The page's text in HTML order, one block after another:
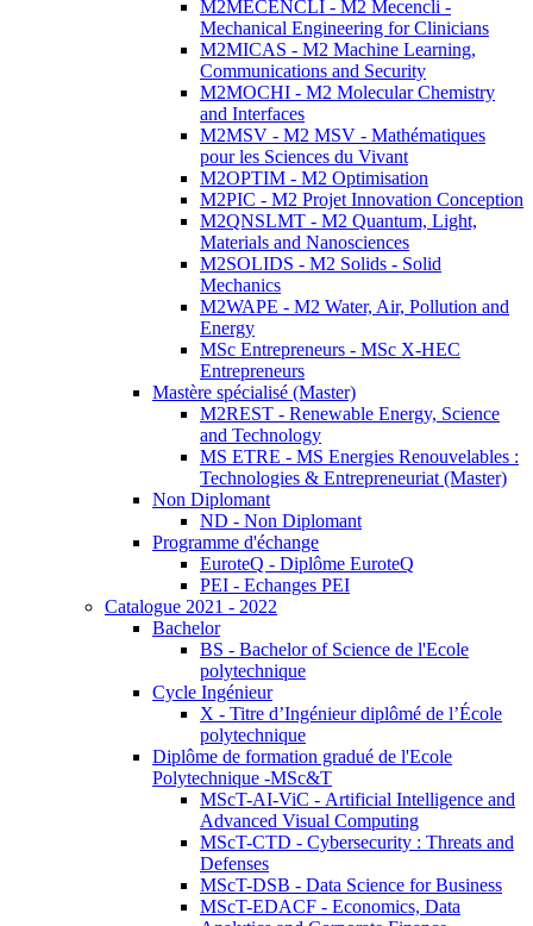
M2MECENCLI - M2 Mecencli -
Mechanical Engineering for Clinicians
M2MICAS - M2 Machine Learning,
Communications and Security
M2MOCHI - M2 Molecular Chemistry
and Interfaces
M2MSV - M2 MSV - Mathématiques
pour les Sciences du Vivant
M2OPTIM - M2 Optimisation
M2PIC - M2 Projet Innovation Conception
M2QNSLMT - M2 Quantum, Light,
Materials and Nanosciences
M2SOLIDS - M2 Solids - Solid
Mechanics
M2WAPE - M2 Water, Air, Pollution and
Energy
MSc Entrepreneurs - MSc X-HEC
Entrepreneurs
Mastère spécialisé (Master)
M2REST - Renewable Energy, Science
and Technology
MS ETRE - MS Energies Renouvelables :
Technologies & Entrepreneuriat (Master)
Non Diplomant
ND - Non Diplomant
Programme d'échange
EuroteQ - Diplôme EuroteQ
PEI - Echanges PEI
Catalogue 2021 - 2022
Bachelor
BS - Bachelor of Science de l'Ecole
polytechnique
Cycle Ingénieur
X - Titre d’Ingénieur diplômé de l’École
polytechnique
Diplôme de formation gradué de l'Ecole
Polytechnique -MSc&T
MScT-AI-ViC - Artificial Intelligence and
Advanced Visual Computing
MScT-CTD - Cybersecurity : Threats and
Defenses
MScT-DSB - Data Science for Business
MScT-EDACF - Economics, Data